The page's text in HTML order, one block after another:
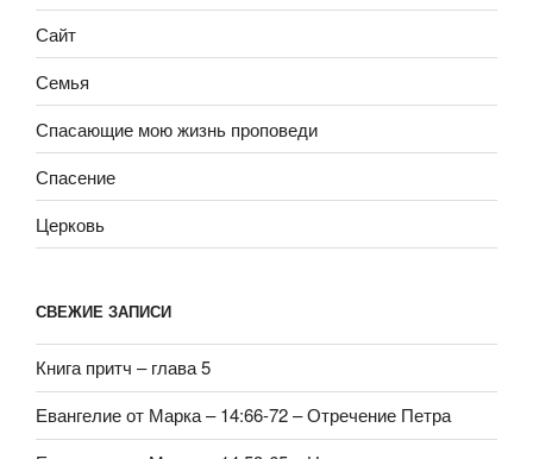
Сайт
Семья
Спасающие мою жизнь проповеди
Спасение
Церковь
СВЕЖИЕ ЗАПИСИ
Книга притч – глава 5
Евангелие от Марка – 14:66-72 – Отречение Петра